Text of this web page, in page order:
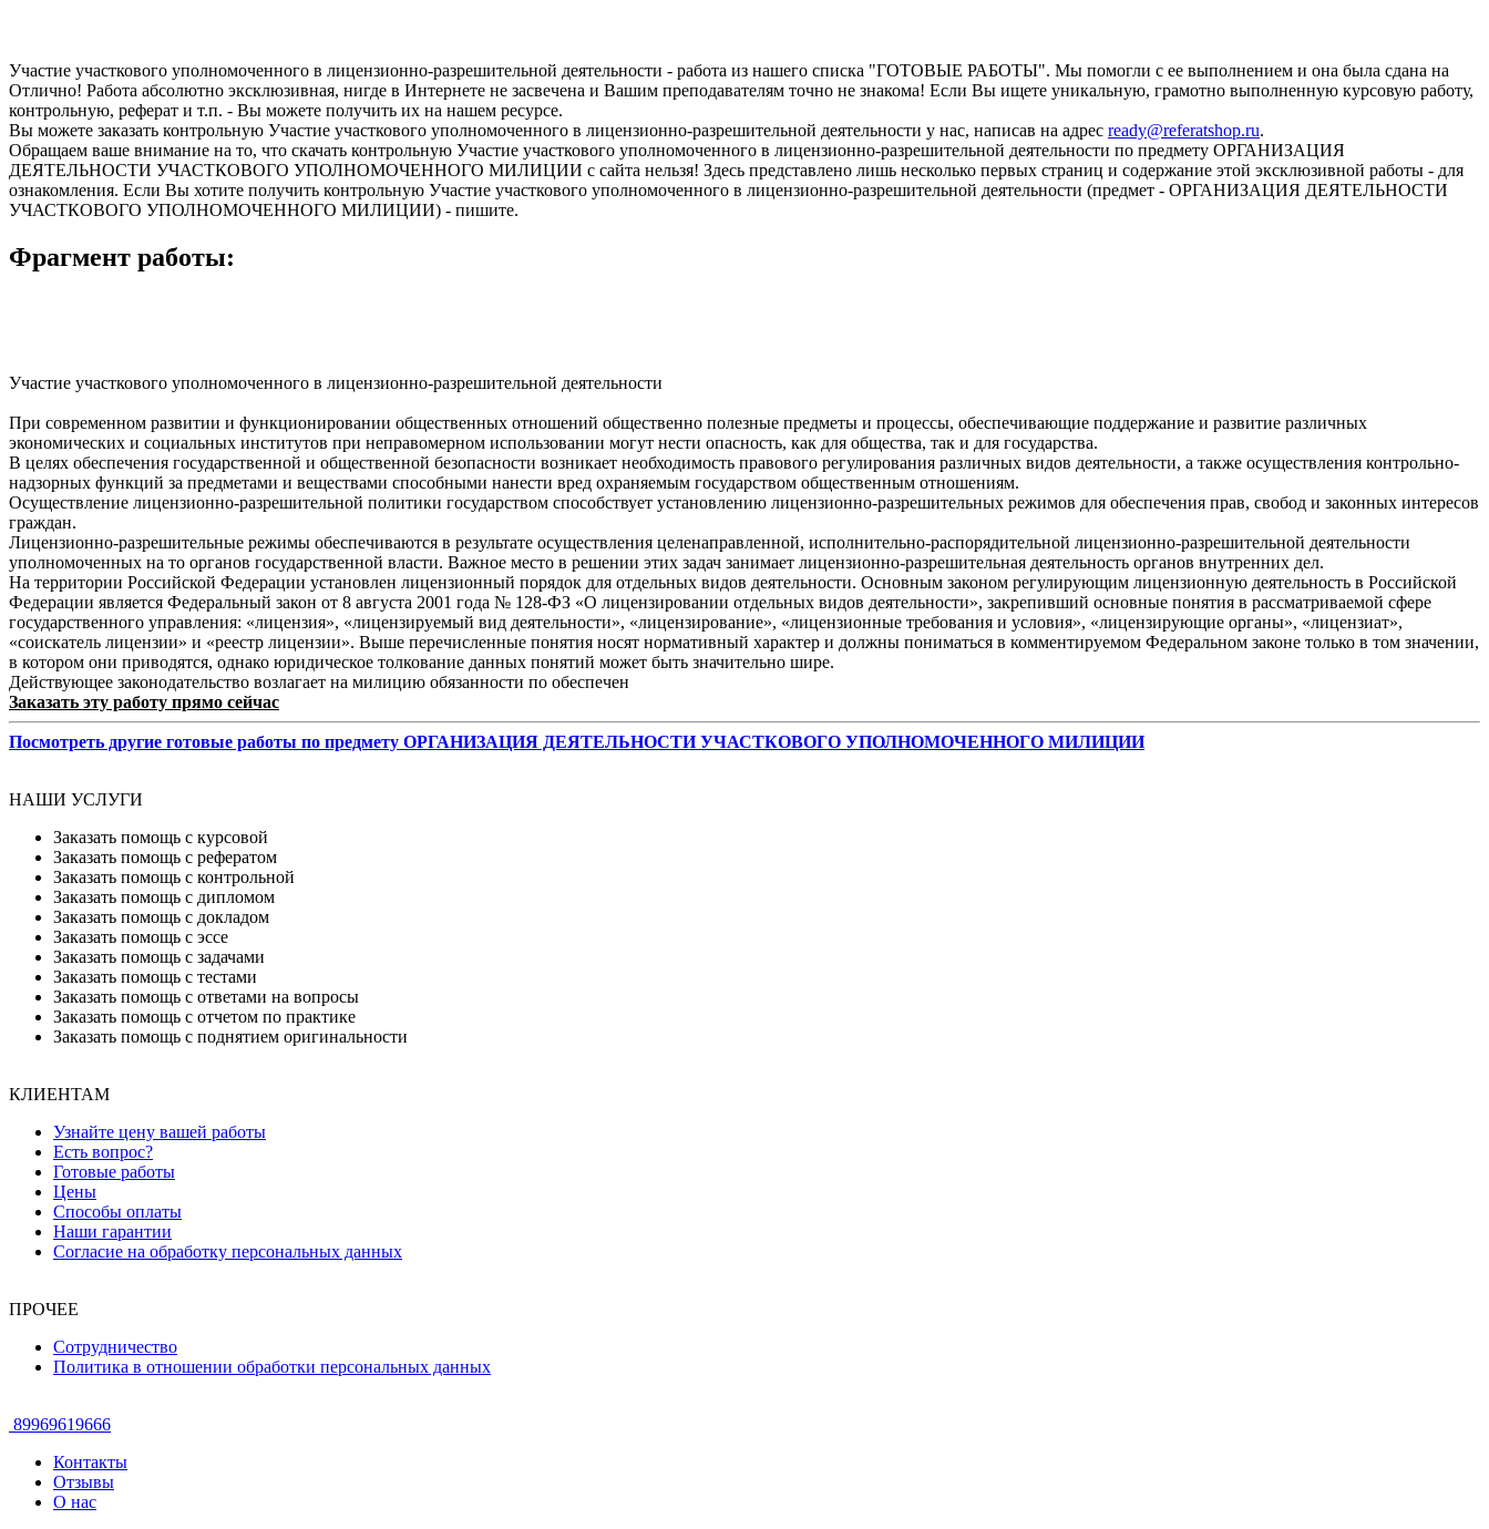
Участие участкового уполномоченного в лицензионно-разрешительной деятельности - работа из нашего списка "ГОТОВЫЕ РАБОТЫ". Мы помогли с ее выполнением и она была сдана на
Отлично! Работа абсолютно эксклюзивная, нигде в Интернете не засвечена и Вашим преподавателям точно не знакома! Если Вы ищете уникальную, грамотно выполненную курсовую работу,
контрольную, реферат и т.п. - Вы можете получить их на нашем ресурсе.
Вы можете заказать контрольную Участие участкового уполномоченного в лицензионно-разрешительной деятельности у нас, написав на адрес ready@referatshop.ru.
Обращаем ваше внимание на то, что скачать контрольную Участие участкового уполномоченного в лицензионно-разрешительной деятельности по предмету ОРГАНИЗАЦИЯ
ДЕЯТЕЛЬНОСТИ УЧАСТКОВОГО УПОЛНОМОЧЕННОГО МИЛИЦИИ с сайта нельзя! Здесь представлено лишь несколько первых страниц и содержание этой эксклюзивной работы - для
ознакомления. Если Вы хотите получить контрольную Участие участкового уполномоченного в лицензионно-разрешительной деятельности (предмет - ОРГАНИЗАЦИЯ ДЕЯТЕЛЬНОСТИ
УЧАСТКОВОГО УПОЛНОМОЧЕННОГО МИЛИЦИИ) - пишите.
Фрагмент работы:
Участие участкового уполномоченного в лицензионно-разрешительной деятельности
При современном развитии и функционировании общественных отношений общественно полезные предметы и процессы, обеспечивающие поддержание и развитие различных
экономических и социальных институтов при неправомерном использовании могут нести опасность, как для общества, так и для государства.
В целях обеспечения государственной и общественной безопасности возникает необходимость правового регулирования различных видов деятельности, а также осуществления контрольно-
надзорных функций за предметами и веществами способными нанести вред охраняемым государством общественным отношениям.
Осуществление лицензионно-разрешительной политики государством способствует установлению лицензионно-разрешительных режимов для обеспечения прав, свобод и законных интересов
граждан.
Лицензионно-разрешительные режимы обеспечиваются в результате осуществления целенаправленной, исполнительно-распорядительной лицензионно-разрешительной деятельности
уполномоченных на то органов государственной власти. Важное место в решении этих задач занимает лицензионно-разрешительная деятельность органов внутренних дел.
На территории Российской Федерации установлен лицензионный порядок для отдельных видов деятельности. Основным законом регулирующим лицензионную деятельность в Российской
Федерации является Федеральный закон от 8 августа 2001 года № 128-ФЗ «О лицензировании отдельных видов деятельности», закрепивший основные понятия в рассматриваемой сфере
государственного управления: «лицензия», «лицензируемый вид деятельности», «лицензирование», «лицензионные требования и условия», «лицензирующие органы», «лицензиат»,
«соискатель лицензии» и «реестр лицензии». Выше перечисленные понятия носят нормативный характер и должны пониматься в комментируемом Федеральном законе только в том значении,
в котором они приводятся, однако юридическое толкование данных понятий может быть значительно шире.
Действующее законодательство возлагает на милицию обязанности по обеспечен
Заказать эту работу прямо сейчас
Посмотреть другие готовые работы по предмету ОРГАНИЗАЦИЯ ДЕЯТЕЛЬНОСТИ УЧАСТКОВОГО УПОЛНОМОЧЕННОГО МИЛИЦИИ
НАШИ УСЛУГИ
Заказать помощь с курсовой
Заказать помощь с рефератом
Заказать помощь с контрольной
Заказать помощь с дипломом
Заказать помощь с докладом
Заказать помощь с эссе
Заказать помощь с задачами
Заказать помощь с тестами
Заказать помощь с ответами на вопросы
Заказать помощь с отчетом по практике
Заказать помощь с поднятием оригинальности
КЛИЕНТАМ
Узнайте цену вашей работы
Есть вопрос?
Готовые работы
Цены
Способы оплаты
Наши гарантии
Согласие на обработку персональных данных
ПРОЧЕЕ
Сотрудничество
Политика в отношении обработки персональных данных
89969619666
Контакты
Отзывы
О нас